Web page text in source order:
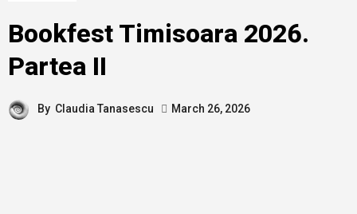
Bookfest Timisoara 2026.
Partea II
By Claudia Tanasescu March 26, 2026